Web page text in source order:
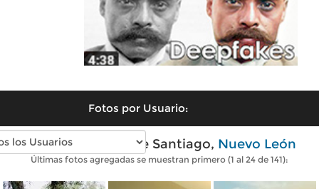
Fotos por Usuario:
Fotos modernas de Santiago, Nuevo León
Últimas fotos agregadas se muestran primero (1 al 24 de 141):